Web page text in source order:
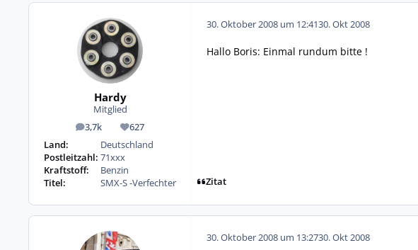
Hardy
Mitglied
3,7k
Beiträge 627
Reputation
Land:
Deutschland
Postleitzahl: 71xxx
Kraftstoff:
Benzin
Titel:
SMX-S -Verfechter
30. Oktober 2008 um 12:4130. Okt 2008
Hallo Boris: Einmal rundum bitte !
Zitat
30. Oktober 2008 um 13:2730. Okt 2008